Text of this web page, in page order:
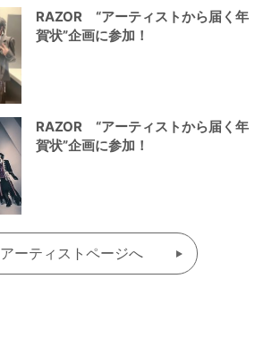
RAZOR “アーティストから届く年
賀状”企画に参加！
RAZOR “アーティストから届く年
賀状”企画に参加！
アーティストページへ